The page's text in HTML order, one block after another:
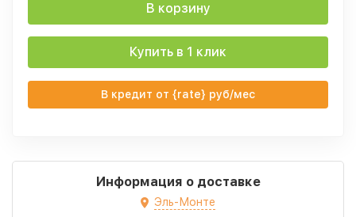
В корзину
Купить в 1 клик
В кредит от {rate} руб/мес
Информация о доставке
Эль-Монте